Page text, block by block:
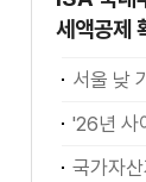
세액공제